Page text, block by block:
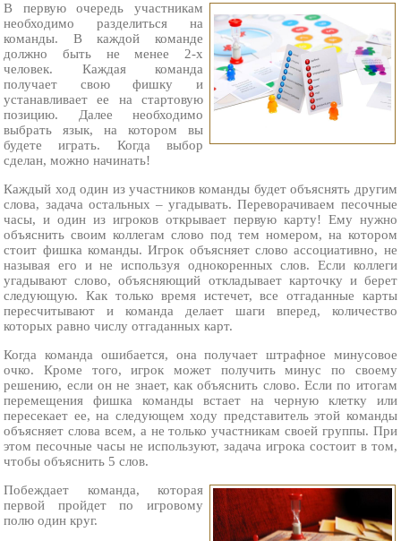
В первую очередь участникам
необходимо разделиться на
команды. В каждой команде
должно быть не менее 2-х
человек. Каждая команда
получает свою фишку и
устанавливает ее на стартовую
позицию. Далее необходимо
выбрать язык, на котором вы
будете играть. Когда выбор
сделан, можно начинать!
Каждый ход один из участников команды будет объяснять другим
слова, задача остальных – угадывать. Переворачиваем песочные
часы, и один из игроков открывает первую карту! Ему нужно
объяснить своим коллегам слово под тем номером, на котором
стоит фишка команды. Игрок объясняет слово ассоциативно, не
называя его и не используя однокоренных слов. Если коллеги
угадывают слово, объясняющий откладывает карточку и берет
следующую. Как только время истечет, все отгаданные карты
пересчитывают и команда делает шаги вперед, количество
которых равно числу отгаданных карт.
Когда команда ошибается, она получает штрафное минусовое
очко. Кроме того, игрок может получить минус по своему
решению, если он не знает, как объяснить слово. Если по итогам
перемещения фишка команды встает на черную клетку или
пересекает ее, на следующем ходу представитель этой команды
объясняет слова всем, а не только участникам своей группы. При
этом песочные часы не используют, задача игрока состоит в том,
чтобы объяснить 5 слов.
Побеждает команда, которая
первой пройдет по игровому
полю один круг.